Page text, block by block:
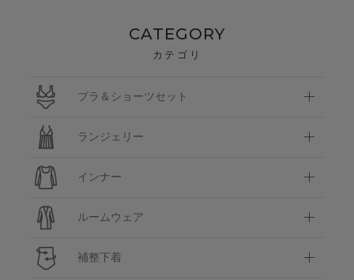
CATEGORY
カテゴリ
ブラ＆ショーツセット
ランジェリー
インナー
ルームウェア
補整下着